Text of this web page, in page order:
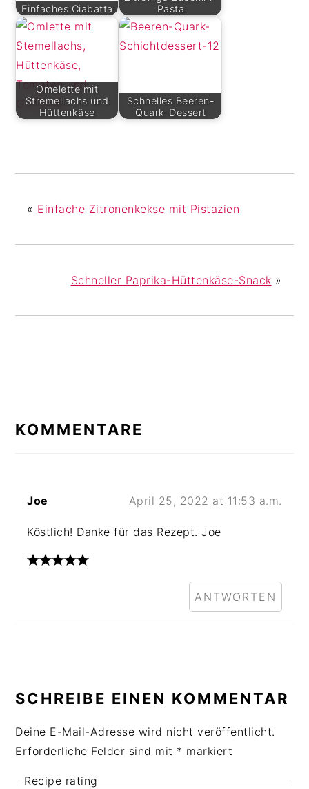
Einfaches Ciabatta
Pasta
Omelette mit
Stremellachs und
Hüttenkäse
Schnelles Beeren-
Quark-Dessert
« Einfache Zitronenkekse mit Pistazien
Schneller Paprika-Hüttenkäse-Snack »
INTERAKTIONEN
KOMMENTARE
Joe April 25, 2022 at 11:53 a.m.
Köstlich! Danke für das Rezept. Joe
ANTWORTEN
SCHREIBE EINEN KOMMENTAR
Deine E-Mail-Adresse wird nicht veröffentlicht.
Erforderliche Felder sind mit * markiert
Recipe rating